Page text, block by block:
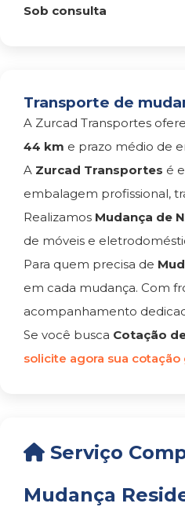
Sob consulta
Transporte de
A Zurcad Transportes
44 km e prazo médio de
A Zurcad Transportes é
embalagem profissional,
Realizamos Mudança de
de móveis e
Para quem precisa de
em cada mudança. Com
acompanhamento
Se você busca Cotação
solicite agora sua cotação
Serviço
Mudança